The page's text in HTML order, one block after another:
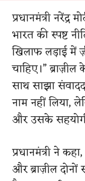
प्रधानमंत्री नरेंद्र
भारत की स्पष्ट
खिलाफ लड़ाई में
चाहिए।”
साथ साझा
नाम नहीं लिया,
और उसके
प्रधानमंत्री ने
और ब्राज़ील